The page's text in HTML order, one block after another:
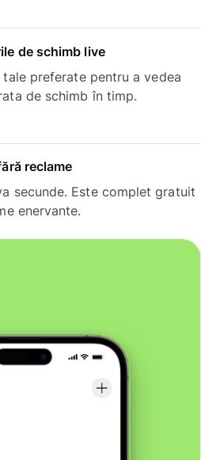
de schimb live
tale preferate pentru a vedea
de schimb în timp.
reclame
secunde. Este complet gratuit
enervante.